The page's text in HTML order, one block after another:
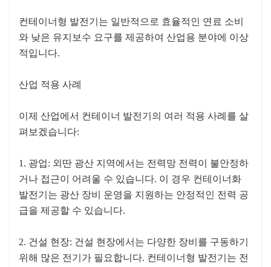
컨테이너형 발전기는 일반적으로 효율적인 연료 소비
와 낮은 유지보수 요구를 제공하여 산업용 분야에 이상
적입니다.
산업 적용 사례
이제 산업에서 컨테이너 발전기의 여러 적용 사례를 살
펴보겠습니다:
1. 광업: 외딴 광산 지역에서는 전력망 전력이 불안정하
거나 접근이 어려울 수 있습니다. 이 경우 컨테이너화
발전기는 광산 장비 운영을 지원하는 안정적인 전력 공
급을 제공할 수 있습니다.
2. 건설 현장: 건설 현장에서는 다양한 장비를 구동하기
위해 많은 전기가 필요합니다. 컨테이너형 발전기는 전